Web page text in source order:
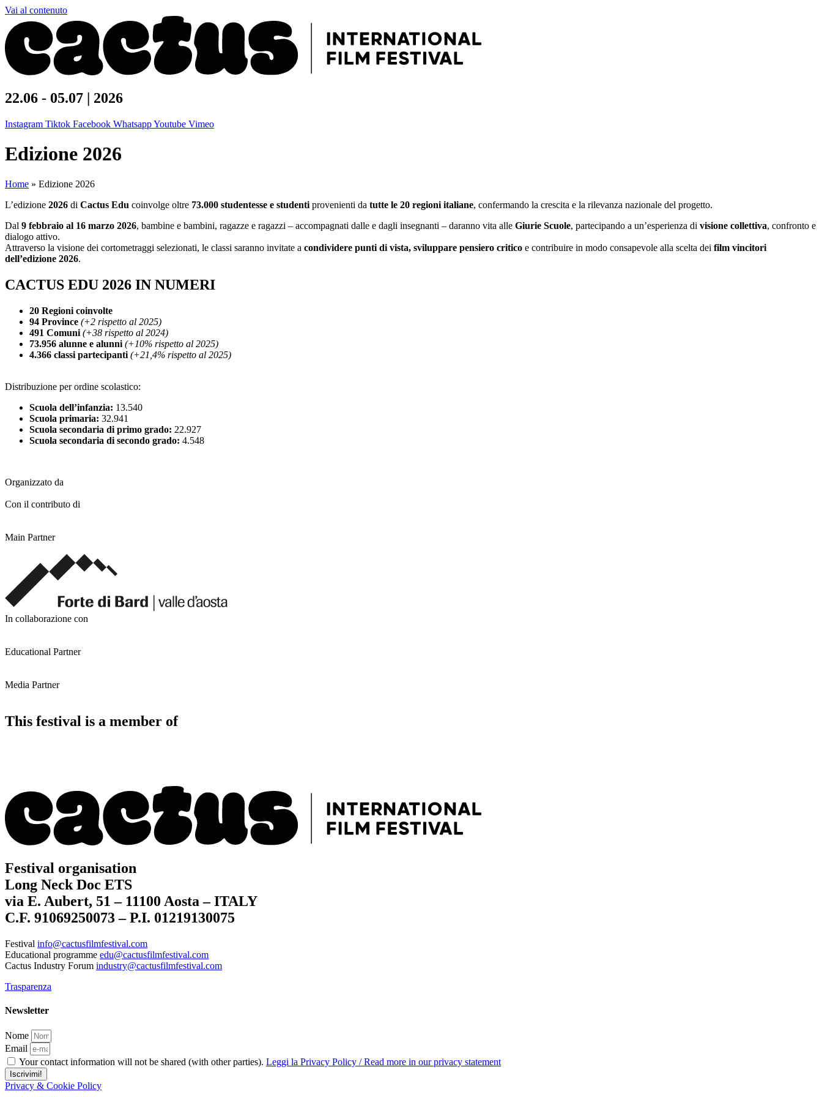
Vai al contenuto
22.06 - 05.07 | 2026
Instagram Tiktok Facebook WhatsappYoutube Vimeo
Edizione 2026
Home » Edizione 2026
L’edizione 2026 di Cactus Edu coinvolge oltre 73.000 studentesse e studenti provenienti da tutte le 20 regioni italiane, confermando la crescita e la rilevanza nazionale del progetto.
Dal 9 febbraio al 16 marzo 2026, bambine e bambini, ragazze e ragazzi – accompagnati dalle e dagli insegnanti – daranno vita alle Giurie Scuole, partecipando a un’esperienza di visione collettiva, confronto e
dialogo attivo.
Attraverso la visione dei cortometraggi selezionati, le classi saranno invitate a condividere punti di vista, sviluppare pensiero critico e contribuire in modo consapevole alla scelta dei film vincitori
dell’edizione 2026.
CACTUS EDU 2026 IN NUMERI
20 Regioni coinvolte
94 Province (+2 rispetto al 2025)
491 Comuni (+38 rispetto al 2024)
73.956 alunne e alunni (+10% rispetto al 2025)
4.366 classi partecipanti (+21,4% rispetto al 2025)
Distribuzione per ordine scolastico:
Scuola dell’infanzia: 13.540
Scuola primaria: 32.941
Scuola secondaria di primo grado: 22.927
Scuola secondaria di secondo grado: 4.548
Organizzato da
Con il contributo di
Main Partner
In collaborazione con
Educational Partner
Media Partner
This festival is a member of
Festival organisation
Long Neck Doc ETS
via E. Aubert, 51 – 11100 Aosta – ITALY
C.F. 91069250073 – P.I. 01219130075
Festival info@cactusfilmfestival.com
Educational programme edu@cactusfilmfestival.com
Cactus Industry Forum industry@cactusfilmfestival.com
Trasparenza
Newsletter
Nome
Email
Your contact information will not be shared (with other parties). Leggi la Privacy Policy / Read more in our privacy statement
Iscrivimi!
Privacy & Cookie Policy